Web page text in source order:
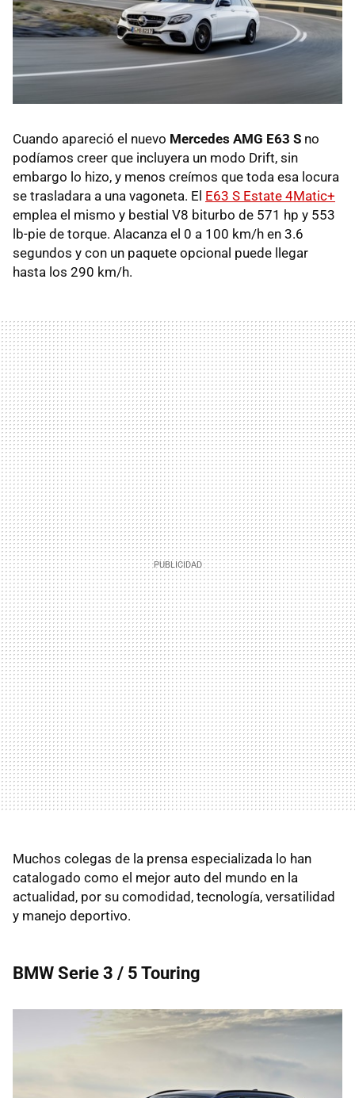
Cuando apareció el nuevo Mercedes AMG E63 S no
podíamos creer que incluyera un modo Drift, sin
embargo lo hizo, y menos creímos que toda esa locura
se trasladara a una vagoneta. El E63 S Estate 4Matic+
emplea el mismo y bestial V8 biturbo de 571 hp y 553
lb-pie de torque. Alacanza el 0 a 100 km/h en 3.6
segundos y con un paquete opcional puede llegar
hasta los 290 km/h.
Muchos colegas de la prensa especializada lo han
catalogado como el mejor auto del mundo en la
actualidad, por su comodidad, tecnología, versatilidad
y manejo deportivo.
BMW Serie 3 / 5 Touring